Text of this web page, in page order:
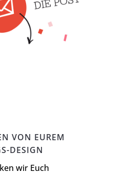
VON EUREM
DESIGN
wir Euch